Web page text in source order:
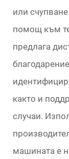
или
помощ към
предлага
както и
случаи.
машината е